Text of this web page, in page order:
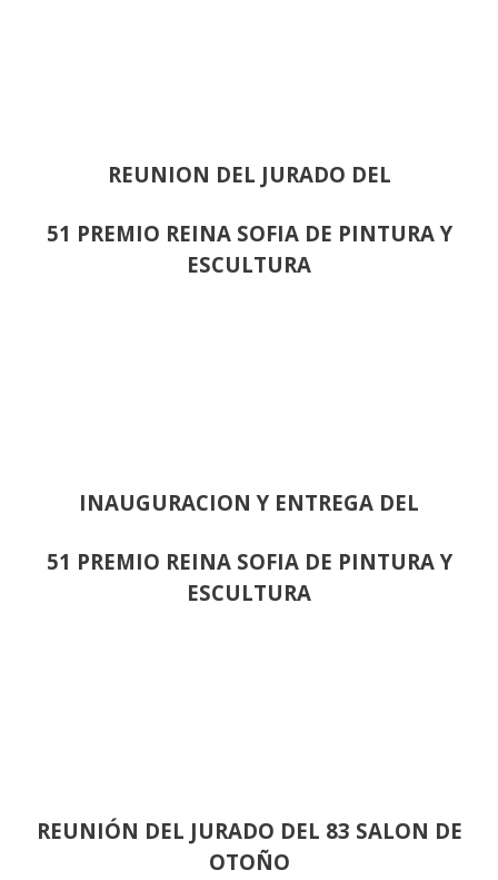
REUNION DEL JURADO DEL
51 PREMIO REINA SOFIA DE PINTURA Y
ESCULTURA
INAUGURACION Y ENTREGA DEL
51 PREMIO REINA SOFIA DE PINTURA Y
ESCULTURA
REUNIÓN DEL JURADO DEL 83 SALON DE
OTOÑO